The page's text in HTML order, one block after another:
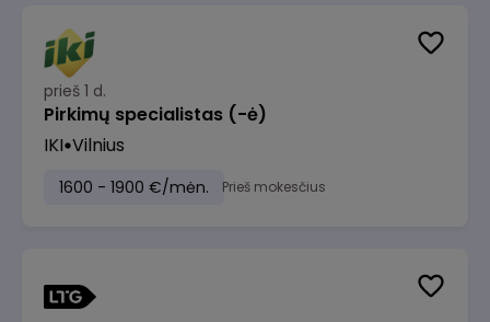
prieš 1 d.
Pirkimų specialistas (-ė)
IKI Vilnius
1600 - 1900 €/mėn. Prieš mokesčius